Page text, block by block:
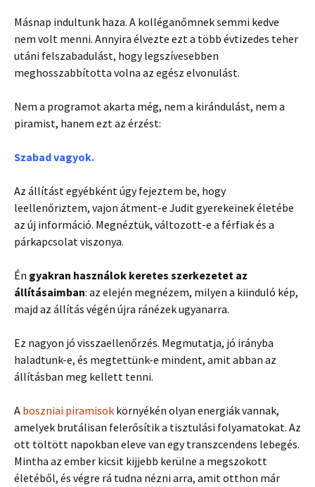
Másnap indultunk haza. A kolléganőmnek semmi kedve
nem volt menni. Annyira élvezte ezt a több évtizedes teher
utáni felszabadulást, hogy legszívesebben
meghosszabbította volna az egész elvonulást.
Nem a programot akarta még, nem a kirándulást, nem a
piramist, hanem ezt az érzést:
Szabad vagyok.
Az állítást egyébként úgy fejeztem be, hogy
leellenőriztem, vajon átment-e Judit gyerekeinek életébe
az új információ. Megnéztük, változott-e a férfiak és a
párkapcsolat viszonya.
Én gyakran használok keretes szerkezetet az
állításaimban: az elején megnézem, milyen a kiinduló kép,
majd az állítás végén újra ránézek ugyanarra.
Ez nagyon jó visszaellenőrzés. Megmutatja, jó irányba
haladtunk-e, és megtettünk-e mindent, amit abban az
állításban meg kellett tenni.
A boszniai piramisok környékén olyan energiák vannak,
amelyek brutálisan felerősítik a tisztulási folyamatokat. Az
ott töltött napokban eleve van egy transzcendens lebegés.
Mintha az ember kicsit kijjebb kerülne a megszokott
életéből, és végre rá tudna nézni arra, amit otthon már